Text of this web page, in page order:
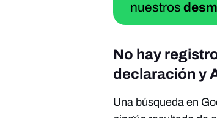
nuestros
No hay
declaración y
Una búsqueda en